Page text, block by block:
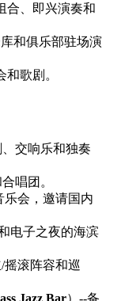
合、即兴演奏和
和俱乐部驻场演
歌剧。
交响乐和独奏
唱团。
乐会，邀请国内
电子之夜的海滨
摇滚阵容和巡
Jazz Bar）--备